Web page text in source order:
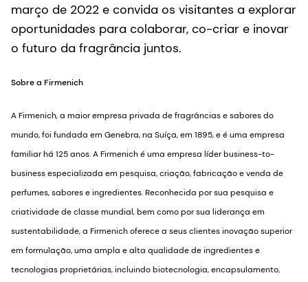
março de 2022 e convida os visitantes a explorar
oportunidades para colaborar, co-criar e inovar
o futuro da fragrância juntos.
Sobre a Firmenich
A Firmenich, a maior empresa privada de fragrâncias e sabores do
mundo, foi fundada em Genebra, na Suíça, em 1895, e é uma empresa
familiar há 125 anos. A Firmenich é uma empresa líder business-to-
business especializada em pesquisa, criação, fabricação e venda de
perfumes, sabores e ingredientes. Reconhecida por sua pesquisa e
criatividade de classe mundial, bem como por sua liderança em
sustentabilidade, a Firmenich oferece a seus clientes inovação superior
em formulação, uma ampla e alta qualidade de ingredientes e
tecnologias proprietárias, incluindo biotecnologia, encapsulamento,